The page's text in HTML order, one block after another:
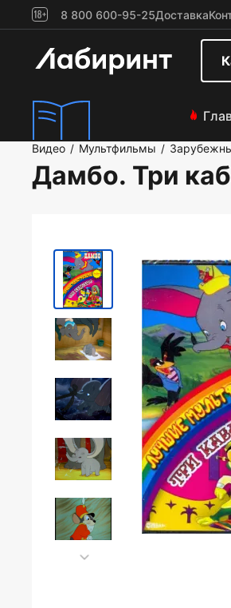
8 800 600-95-25Доставка
Видео / Мультфильмы /
Дамбо. Три